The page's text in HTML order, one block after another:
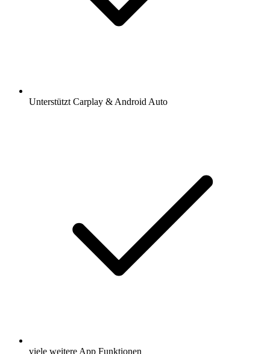
Unterstützt Carplay & Android Auto
viele weitere App Funktionen